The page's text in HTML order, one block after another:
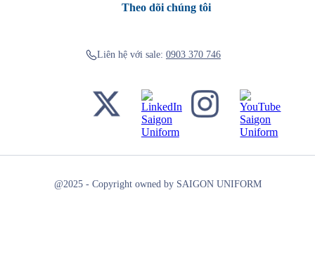
Theo dõi chúng tôi
Liên hệ với sale: 0903 370 746
@2025 - Copyright owned by SAIGON UNIFORM